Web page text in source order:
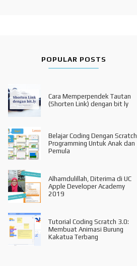
POPULAR POSTS
Cara Memperpendek Tautan
(Shorten Link) dengan bit ly
Belajar Coding Dengan Scratch
Programming Untuk Anak dan
Pemula
Alhamdulillah, Diterima di UC
Apple Developer Academy
2019
Tutorial Coding Scratch 3.0:
Membuat Animasi Burung
Kakatua Terbang